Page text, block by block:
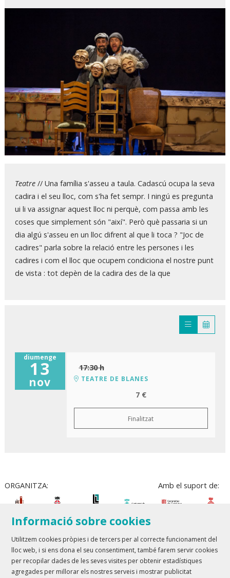
Teatre // Una família s'asseu a taula. Cadascú ocupa la seva
cadira i el seu lloc, com s'ha fet sempr. I ningú es pregunta
ui li va assignar aquest lloc ni perquè, com passa amb les
coses que simplement són "així". Però què passaria si un
dia algú s'asseu en un lloc difrent al que li toca ? "Joc de
cadires" parla sobre la relació entre les persones i les
cadires i com el lloc que ocupem condiciona el nostre punt
de vista : tot depèn de la cadira des de la que
diumenge
13
nov
17:30 h
TEATRE DE BLANES
7 €
Finalitzat
ORGANITZA: Amb el suport de:
Teatre Lloret de Mar| T 972 361 835
Teatre de Blanes| T 972 358 473
Informació sobre cookies
Utilitzem cookies pròpies i de tercers per al correcte funcionament del
lloc web, i si ens dona el seu consentiment, també farem servir cookies
per recopilar dades de les seves visites per obtenir estadístiques
agregades per millorar els nostres serveis i mostrar publicitat